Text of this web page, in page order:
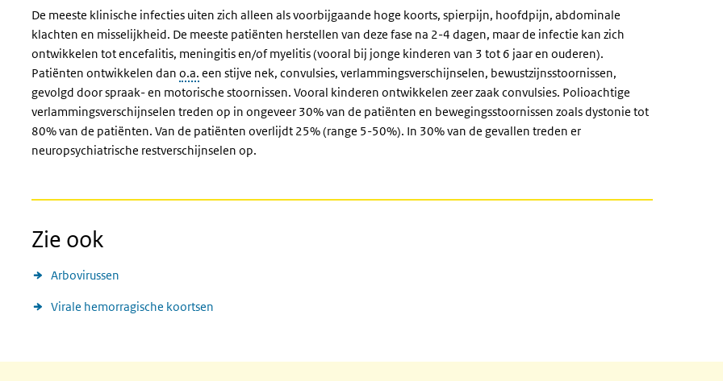
De meeste klinische infecties uiten zich alleen als voorbijgaande hoge koorts, spierpijn, hoofdpijn, abdominale
klachten en misselijkheid. De meeste patiënten herstellen van deze fase na 2-4 dagen, maar de infectie kan zich
ontwikkelen tot encefalitis, meningitis en/of myelitis (vooral bij jonge kinderen van 3 tot 6 jaar en ouderen).
Patiënten ontwikkelen dan o.a. een stijve nek, convulsies, verlammingsverschijnselen, bewustzijnsstoornissen,
gevolgd door spraak- en motorische stoornissen. Vooral kinderen ontwikkelen zeer zaak convulsies. Polioachtige
verlammingsverschijnselen treden op in ongeveer 30% van de patiënten en bewegingsstoornissen zoals dystonie tot
80% van de patiënten. Van de patiënten overlijdt 25% (range 5-50%). In 30% van de gevallen treden er
neuropsychiatrische restverschijnselen op.
Zie ook
Arbovirussen
Virale hemorragische koortsen